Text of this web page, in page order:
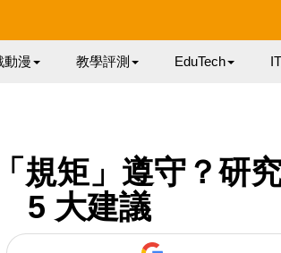
動漫 教學評測 EduTech
規矩」遵守？研
5 大建議